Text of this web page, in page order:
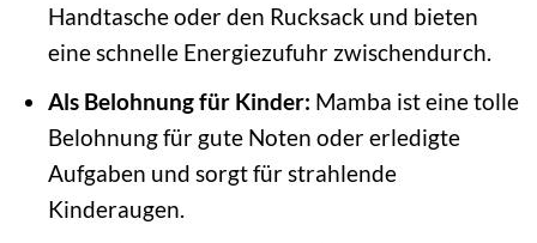
Handtasche oder den Rucksack und bieten
eine schnelle Energiezufuhr zwischendurch.
Als Belohnung für Kinder: Mamba ist eine tolle
Belohnung für gute Noten oder erledigte
Aufgaben und sorgt für strahlende
Kinderaugen.